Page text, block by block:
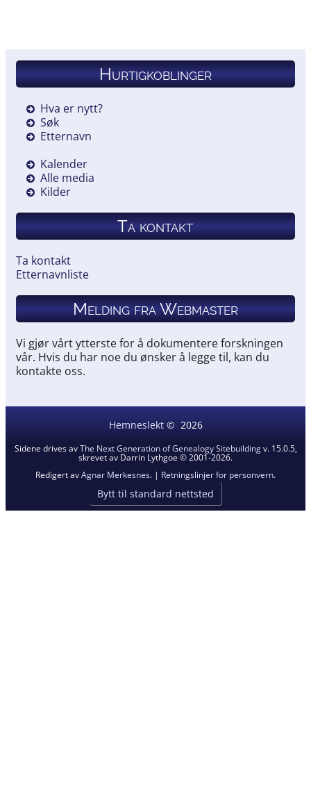
Hurtigkoblinger
Hva er nytt?
Søk
Etternavn
Kalender
Alle media
Kilder
Ta kontakt
Ta kontakt
Etternavnliste
Melding fra Webmaster
Vi gjør vårt ytterste for å dokumentere forskningen
vår. Hvis du har noe du ønsker å legge til, kan du
kontakte oss.
Hemneslekt© 2026
Sidene drives avThe Next Generation of Genealogy Sitebuildingv. 15.0.5,
skrevet av Darrin Lythgoe © 2001-2026.
Redigert avAgnar Merkesnes. | Retningslinjer for personvern.
Bytt til standard nettsted